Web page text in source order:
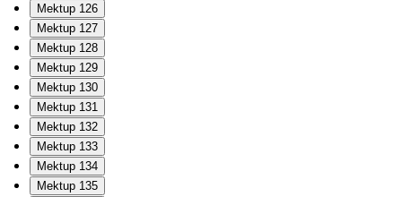
Mektup 126
Mektup 127
Mektup 128
Mektup 129
Mektup 130
Mektup 131
Mektup 132
Mektup 133
Mektup 134
Mektup 135